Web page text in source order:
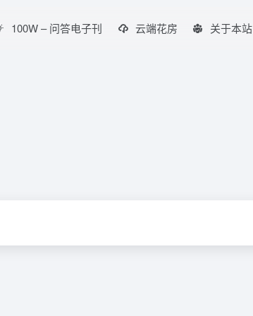
100W – 问答电子刊 云端花房 关于本站